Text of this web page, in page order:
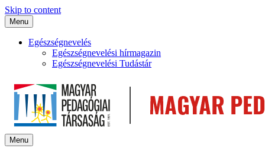
Skip to content
Menu
Egészségnevelés
Egészségnevelési hírmagazin
Egészségnevelési Tudástár
Menu